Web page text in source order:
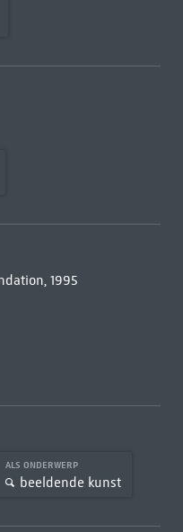
1995
ALS ONDERWERP
beeldende kunst